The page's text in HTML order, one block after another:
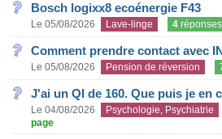
Bosch logixx8 ecoénergie F43
Le 05/08/2026 Lave-linge 4 réponses
Comment prendre contact avec
Le 05/08/2026 Pension de réversion
J'ai un QI de 160. Que puis je en
Le 04/08/2026 Psychologie, Psychiatrie
page